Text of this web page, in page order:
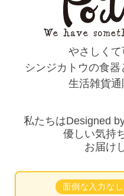
やさしくて
シンジカトウの食器
生活雑貨
私たちはDesigned
優しい気持
お届け
面倒な入力な